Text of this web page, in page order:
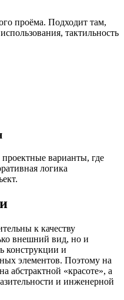
проёма. Подходит там,
тактильность
варианты, где
логика
к качеству
внешний вид, но и
конструкции и
элементов. Поэтому на
абстрактной «красоте», а
и инженерной